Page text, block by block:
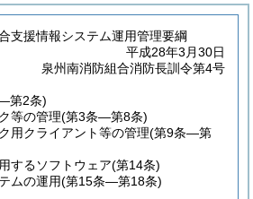
支援情報システム運用管理要綱
平成28年3月30日
泉州南消防組合消防長訓令第4号
第2条)
等の管理(第3条―第8条)
用クライアント等の管理(第9条―第
するソフトウェア(第14条)
ムの運用(第15条―第18条)